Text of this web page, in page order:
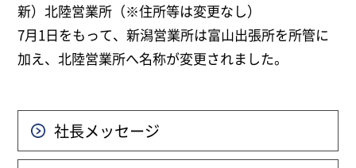
新）北陸営業所（※住所等は変更なし）
7月1日をもって、新潟営業所は富山出張所を所管に
加え、北陸営業所へ名称が変更されました。
社長メッセージ